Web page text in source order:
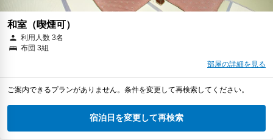
和室（喫煙可）
利用人数 3名
布団 3組
部屋の詳細を見る
ご案内できるプランがありません。条件を変更して再検索してください。
宿泊日を変更して再検索